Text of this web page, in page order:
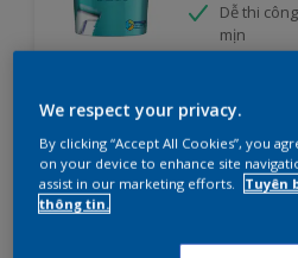
Dễ thi
mịn
So sánh
We respect your privacy.
By clicking “Accept All Cookies”, you
on your device to enhance site
assist in our marketing efforts.
Tuyên
thông tin.